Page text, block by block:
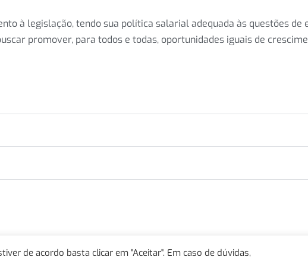
à legislação, tendo sua política salarial adequada às questões de
promover, para todos e todas, oportunidades iguais de
de acordo basta clicar em "Aceitar". Em caso de dúvidas,